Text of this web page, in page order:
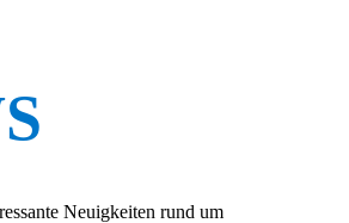
Neuigkeiten rund um